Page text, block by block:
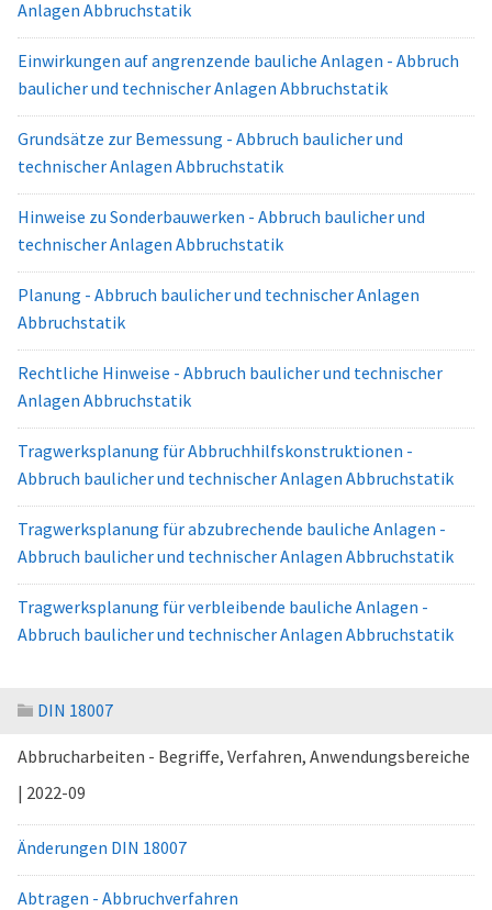
Anlagen Abbruchstatik
Einwirkungen auf angrenzende bauliche Anlagen - Abbruch
baulicher und technischer Anlagen Abbruchstatik
Grundsätze zur Bemessung - Abbruch baulicher und
technischer Anlagen Abbruchstatik
Hinweise zu Sonderbauwerken - Abbruch baulicher und
technischer Anlagen Abbruchstatik
Planung - Abbruch baulicher und technischer Anlagen
Abbruchstatik
Rechtliche Hinweise - Abbruch baulicher und technischer
Anlagen Abbruchstatik
Tragwerksplanung für Abbruchhilfskonstruktionen -
Abbruch baulicher und technischer Anlagen Abbruchstatik
Tragwerksplanung für abzubrechende bauliche Anlagen -
Abbruch baulicher und technischer Anlagen Abbruchstatik
Tragwerksplanung für verbleibende bauliche Anlagen -
Abbruch baulicher und technischer Anlagen Abbruchstatik
DIN 18007
Abbrucharbeiten - Begriffe, Verfahren, Anwendungsbereiche
| 2022-09
Änderungen DIN 18007
Abtragen - Abbruchverfahren